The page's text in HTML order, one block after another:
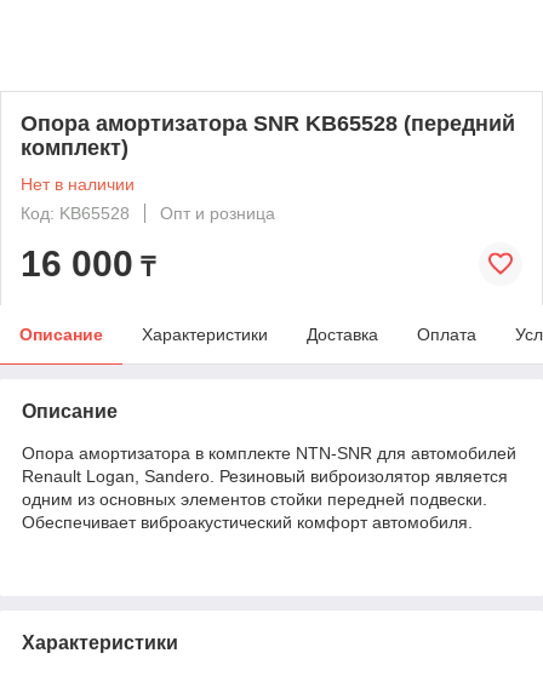
Опора амортизатора SNR KB65528 (передний
комплект)
Нет в наличии
Код: KB65528
Опт и розница
16 000 ₸
Описание Характеристики Доставка Оплата
Описание
Опора амортизатора в комплекте NTN-SNR для автомобилей
Renault Logan, Sandero. Резиновый виброизолятор является
одним из основных элементов стойки передней подвески.
Обеспечивает виброакустический комфорт автомобиля.
Характеристики